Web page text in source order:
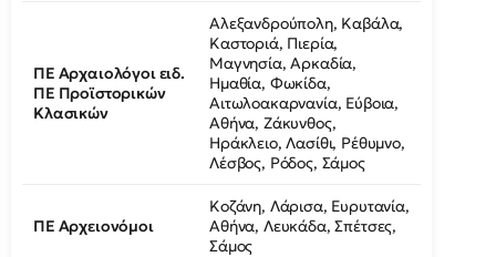
ΠΕ Αρχαιολόγοι ειδ.
ΠΕ Προϊστορικών
Κλασικών
Αλεξανδρούπολη, Καβάλα,
Καστοριά, Πιερία,
Μαγνησία, Αρκαδία,
Ημαθία, Φωκίδα,
Αιτωλοακαρνανία, Εύβοια,
Αθήνα, Ζάκυνθος,
Ηράκλειο, Λασίθι, Ρέθυμνο,
Λέσβος, Ρόδος, Σάμος
ΠΕ Αρχειονόμοι
Κοζάνη, Λάρισα, Ευρυτανία,
Αθήνα, Λευκάδα, Σπέτσες,
Σάμος